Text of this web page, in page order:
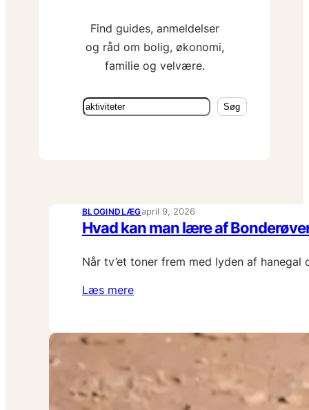
Find guides, anmeldelser
og råd om bolig, økonomi,
familie og velvære.
Søg Søg
BLOGINDLÆGapril 9, 2026
Hvad kan man lære af
Når tv’et toner frem med lyden af
Læs mere